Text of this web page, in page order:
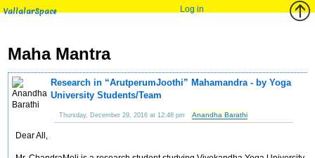
VallalarSpace Log in
Maha Mantra
Research in “ArutperumJoothi” Mahamandra - by Yoga
University Students/Team
Thursday, December 29, 2016 at 12:48 pm Anandha Barathi
Dear All,